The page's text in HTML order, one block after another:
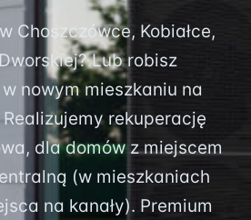
Choszczówce, Kobiałce,
Dworskiej? Lub robisz
nowym mieszkaniu na
rekuperację
dla domów z miejscem
(w mieszkaniach
na kanały). Premium